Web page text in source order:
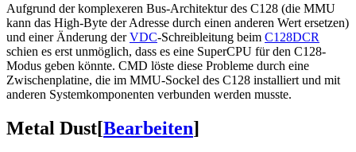
Aufgrund der komplexeren Bus-Architektur des C128 (die MMU
kann das High-Byte der Adresse durch einen anderen Wert ersetzen)
und einer Änderung derVDC-Schreibleitung beim C128DCR
schien es erst unmöglich, dass es eine SuperCPU für den C128-
Modus geben könnte. CMD löste diese Probleme durch eine
Zwischenplatine, die im MMU-Sockel des C128 installiert und mit
anderen Systemkomponenten verbunden werden musste.
Metal Dust[Bearbeiten]